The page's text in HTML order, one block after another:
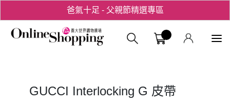
爸氣十足 - 父親節精選專區
用心愛你！七夕星選禮遇！義大購物
GUCCI Interlocking G 皮帶